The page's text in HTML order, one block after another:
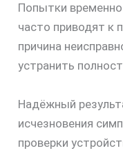
Попытки
часто приводят к
причина
устранить
Надёжный
исчезновения
проверки